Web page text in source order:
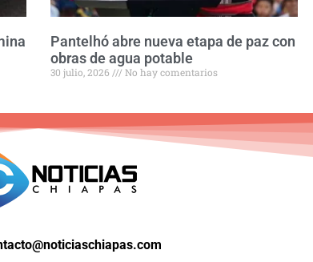
Pantelhó abre nueva etapa de paz con
obras de agua potable
30 julio, 2026 No hay comentarios